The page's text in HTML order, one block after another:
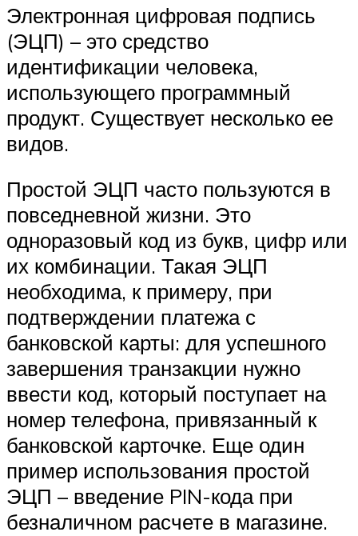
Электронная цифровая подпись
(ЭЦП) – это средство
идентификации человека,
использующего программный
продукт. Существует несколько ее
видов.
Простой ЭЦП часто пользуются в
повседневной жизни. Это
одноразовый код из букв, цифр или
их комбинации. Такая ЭЦП
необходима, к примеру, при
подтверждении платежа с
банковской карты: для успешного
завершения транзакции нужно
ввести код, который поступает на
номер телефона, привязанный к
банковской карточке. Еще один
пример использования простой
ЭЦП – введение PIN-кода при
безналичном расчете в магазине.